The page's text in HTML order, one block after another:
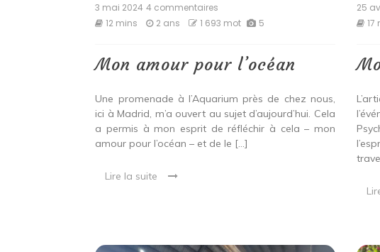
3 mai 2024 4 commentaires
Mon
l’océan
12 mins 2 ans 1 693 mot 5
Mon amour pour l’océan
Une promenade à l’Aquarium près de chez nous,
ici à Madrid, m’a ouvert au sujet d’aujourd’hui. Cela
a permis à mon esprit de réfléchir à cela – mon
amour pour l’océan – et de le […]
Lire la suite
25
17